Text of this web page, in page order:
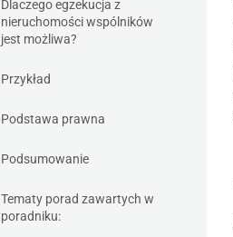
Dlaczego egzekucja z
nieruchomości wspólników
jest możliwa?
Przykład
Podstawa prawna
Podsumowanie
Tematy porad zawartych w
poradniku: